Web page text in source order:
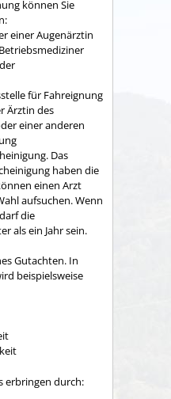
können Sie
einer Augenärztin
für Fahreignung
Ärztin des
einer anderen
Das
haben die
einen Arzt
aufsuchen. Wenn
die
als ein Jahr sein.
Gutachten. In
beispielsweise
erbringen durch: